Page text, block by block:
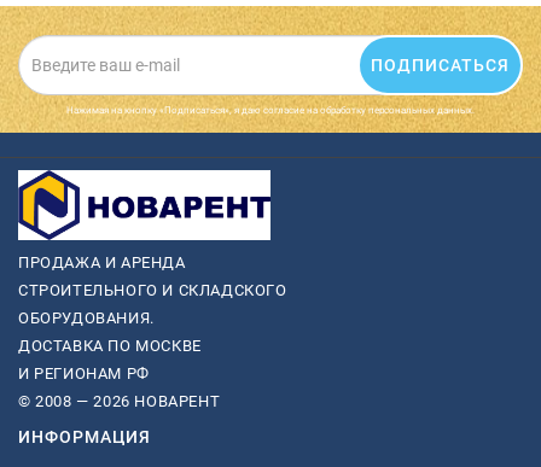
ПОДПИСАТЬСЯ
Нажимая на кнопку «Подписаться», я даю cогласие на обработку персональных данных.
ПРОДАЖА И АРЕНДА
СТРОИТЕЛЬНОГО И СКЛАДСКОГО
ОБОРУДОВАНИЯ.
ДОСТАВКА ПО МОСКВЕ
И РЕГИОНАМ РФ
© 2008 — 2026 НОВАРЕНТ
ИНФОРМАЦИЯ